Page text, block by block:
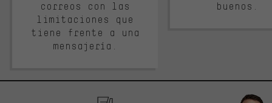
correos con las
limitaciones que
tiene frente a una
mensajería.
buenos.